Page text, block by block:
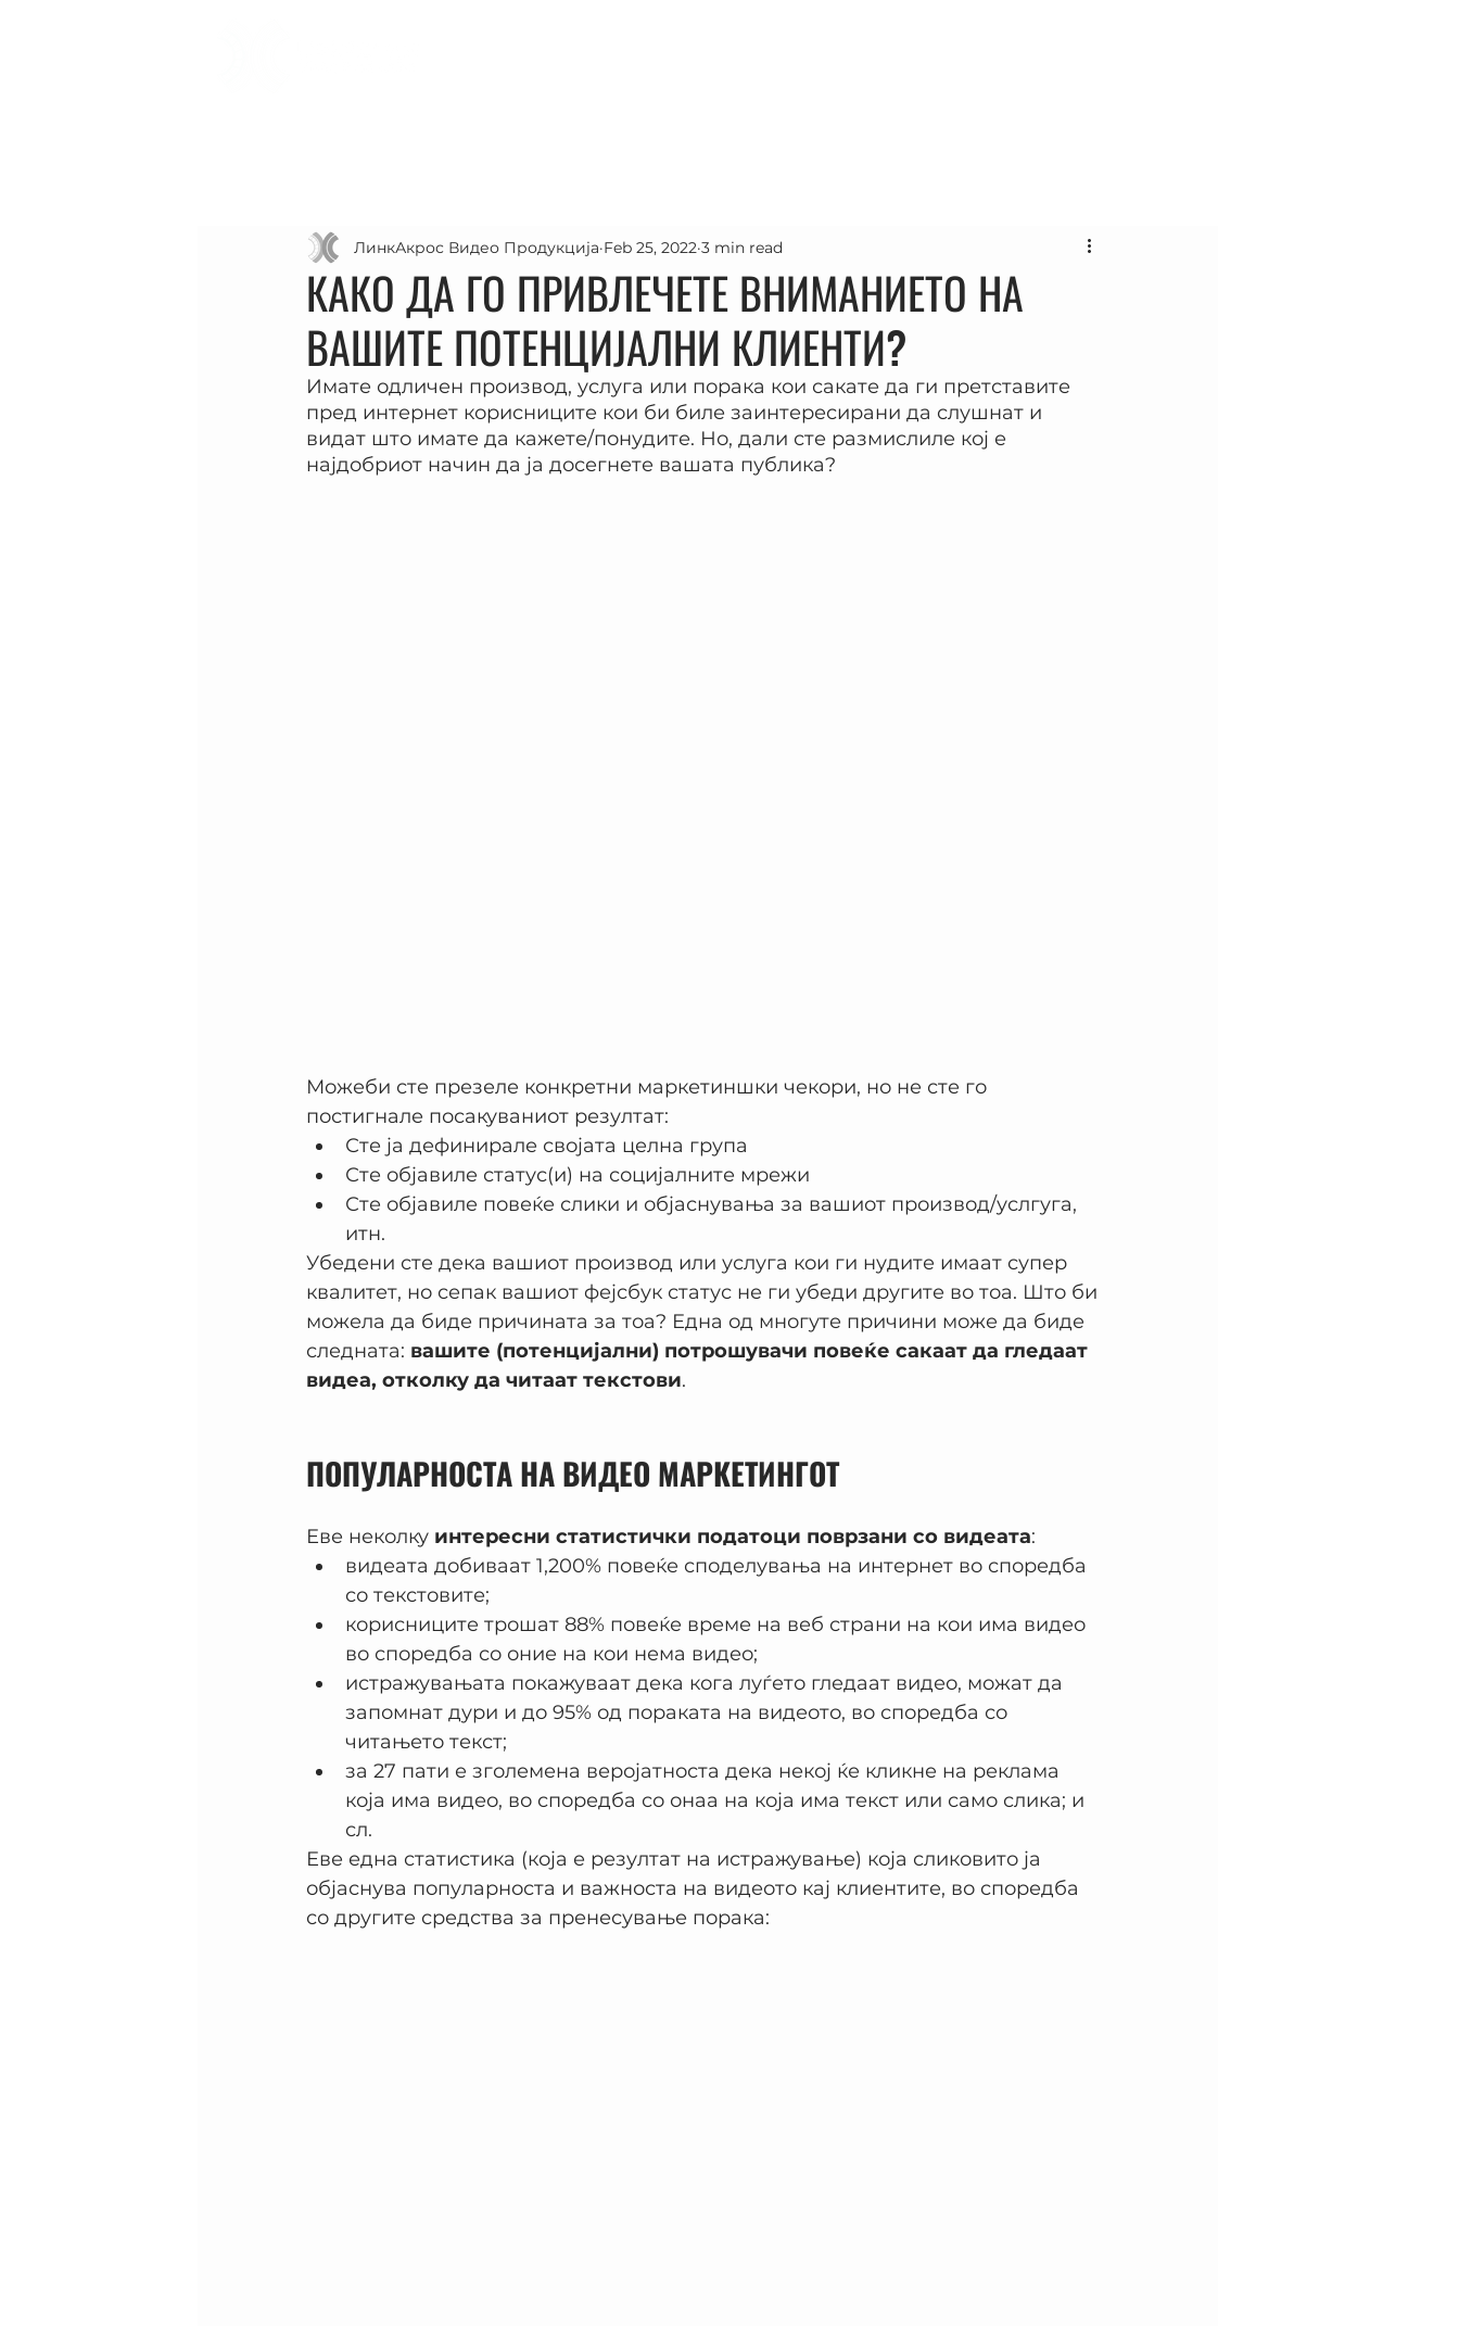
КАКО ДА ГО ПРИВЛЕЧЕТЕ ВНИМАНИЕТО НА
ВАШИТЕ ПОТЕНЦИЈАЛНИ КЛИЕНТИ?
ЛинкАкрос Видео Продукција Feb 25, 2022 3 min read
Имате одличен производ, услуга или порака кои сакате да ги претставите
пред интернет корисниците кои би биле заинтересирани да слушнат и
видат што имате да кажете/понудите. Но, дали сте размислиле кој е
најдобриот начин да ја досегнете вашата публика?
Можеби сте презеле конкретни маркетиншки чекори, но не сте го
постигнале посакуваниот резултат:
Сте ја дефинирале својата целна група
Сте објавиле статус(и) на социјалните мрежи
Сте објавиле повеќе слики и објаснувања за вашиот производ/услгуга,
итн.
Убедени сте дека вашиот производ или услуга кои ги нудите имаат супер
квалитет, но сепак вашиот фејсбук статус не ги убеди другите во тоа. Што би
можела да биде причината за тоа? Една од многуте причини може да биде
следната: вашите (потенцијални) потрошувачи повеќе сакаат да гледаат
видеа, отколку да читаат текстови.
ПОПУЛАРНОСТА НА ВИДЕО МАРКЕТИНГОТ
Еве неколку интересни статистички податоци поврзани со видеата:
видеата добиваат 1,200% повеќе споделувања на интернет во споредба
со текстовите;
корисниците трошат 88% повеќе време на веб страни на кои има видео
во споредба со оние на кои нема видео;
истражувањата покажуваат дека кога луѓето гледаат видео, можат да
запомнат дури и до 95% од пораката на видеото, во споредба со
читањето текст;
за 27 пати е зголемена веројатноста дека некој ќе кликне на реклама
која има видео, во споредба со онаа на која има текст или само слика; и
сл.
Еве една статистика (која е резултат на истражување) која сликовито ја
објаснува популарноста и важноста на видеото кај клиентите, во споредба
со другите средства за пренесување порака: